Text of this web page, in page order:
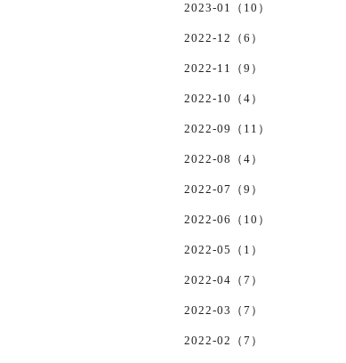
2023-01（10）
2022-12（6）
2022-11（9）
2022-10（4）
2022-09（11）
2022-08（4）
2022-07（9）
2022-06（10）
2022-05（1）
2022-04（7）
2022-03（7）
2022-02（7）